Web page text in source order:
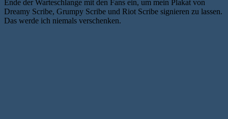
Ende der Warteschlange mit den Fans ein, um mein Plakat von
Dreamy Scribe, Grumpy Scribe und Riot Scribe signieren zu lassen.
Das werde ich niemals verschenken.